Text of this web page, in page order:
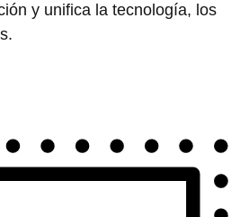
y unifica la tecnología, los